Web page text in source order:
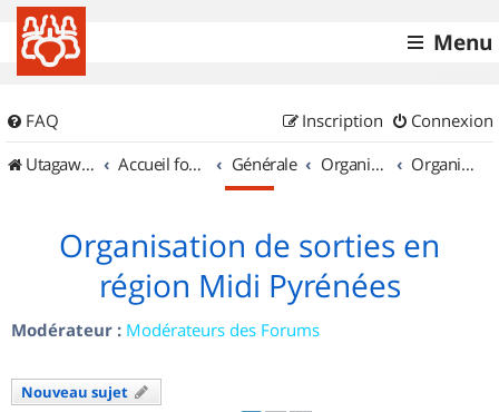
Menu
FAQ Connexion
Inscription
UtagawaVTT (Randos VTT et VTTAE avec traces GPS)
Accueil forum Générale Organisation de sorties & Recherche de partenaires Organisation de sorties en région Midi Pyrénées
Organisation de sorties en
région Midi Pyrénées
Modérateur : Modérateurs des Forums
Nouveau sujet